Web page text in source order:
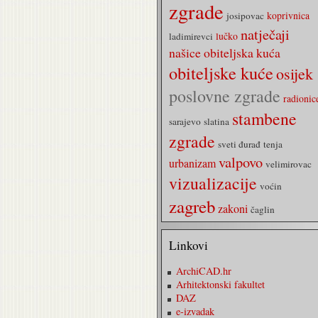
zgrade josipovac koprivnica
ladimirevci lučko natječaji
našiceobiteljska kuća
obiteljske kućeosijek
poslovne zgrade
sarajevo slatina stambene
zgrade sveti đurađ tenja
urbanizamvalpovo velimirovac
vizualizacije voćin
zagrebzakoni čaglin
Linkovi
ArchiCAD.hr
Arhitektonski fakultet
DAZ
e-izvadak